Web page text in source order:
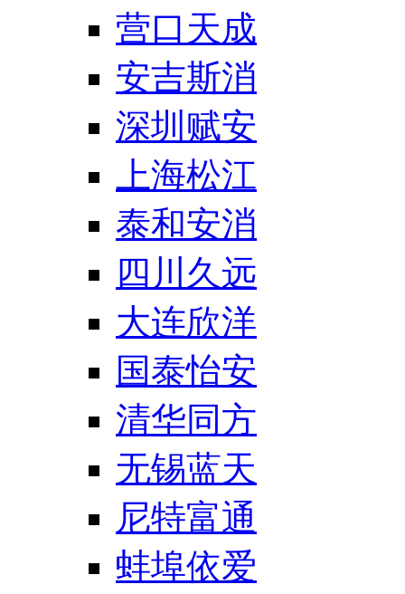
营口天成
安吉斯消
深圳赋安
上海松江
泰和安消
四川久远
大连欣洋
国泰怡安
清华同方
无锡蓝天
尼特富通
蚌埠依爱